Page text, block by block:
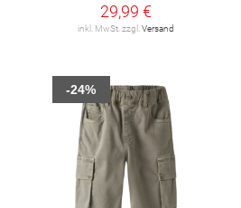
29,99 €
inkl. MwSt. zzgl. Versand
-24%